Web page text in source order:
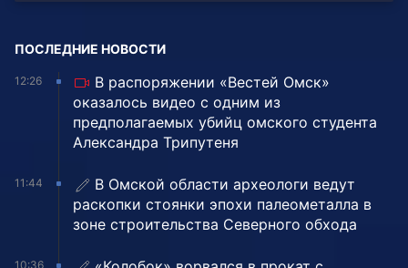
ПОСЛЕДНИЕ НОВОСТИ
12:26
В распоряжении «Вестей Омск»
оказалось видео с одним из
предполагаемых убийц омского студента
Александра Трипутеня
11:44
В Омской области археологи ведут
раскопки стоянки эпохи палеометалла в
зоне строительства Северного обхода
10:36